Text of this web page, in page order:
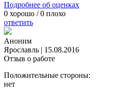
Подробнее об оценках
0 хорошо /0 плохо
ответить
Аноним
Ярославль | 15.08.2016
Отзыв о работе
Положительные стороны:
нет